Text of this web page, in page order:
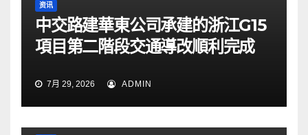
资讯
中交路建華東公司承建的浙江G15
項目第二階段交通導改順利完成
7月 29, 2026 ADMIN